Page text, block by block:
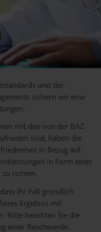
und der
sichern wir eine
mit den von der BAZ
sind, haben die
in Bezug auf
in Form einer
zu richten.
Ihr Fall gründlich
Ergebnis mit
Bitte beachten Sie die
einer Beschwerde.